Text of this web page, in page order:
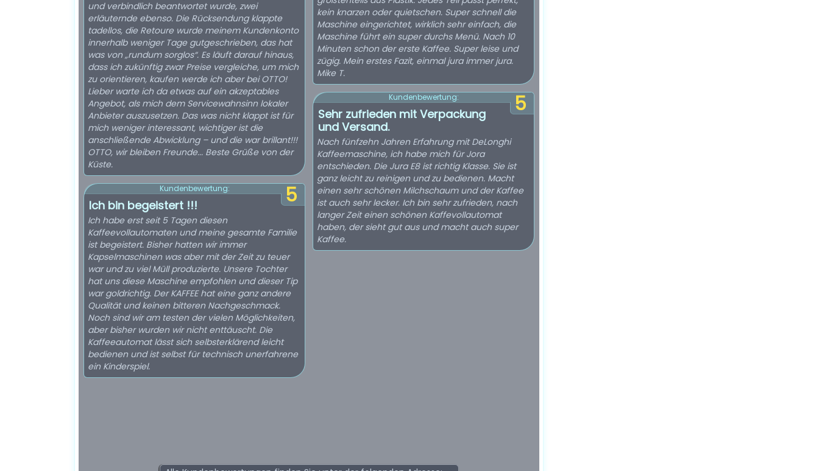
und verbindlich beantwortet wurde, zwei
erläuternde ebenso. Die Rücksendung klappte
tadellos, die Retoure wurde meinem Kundenkonto
innerhalb weniger Tage gutgeschrieben, das hat
was von „rundum sorglos“. Es läuft darauf hinaus,
dass ich zukünftig zwar Preise vergleiche, um mich
zu orientieren, kaufen werde ich aber bei OTTO!
Lieber warte ich da etwas auf ein akzeptables
Angebot, als mich dem Servicewahnsinn lokaler
Anbieter auszusetzen. Das was nicht klappt ist für
mich weniger interessant, wichtiger ist die
anschließende Abwicklung – und die war brillant!!!
OTTO, wir bleiben Freunde... Beste Grüße von der
Küste.
5
Kundenbewertung:
Ich bin begeistert !!!
Ich habe erst seit 5 Tagen diesen
Kaffeevollautomaten und meine gesamte Familie
ist begeistert. Bisher hatten wir immer
Kapselmaschinen was aber mit der Zeit zu teuer
war und zu viel Müll produzierte. Unsere Tochter
hat uns diese Maschine empfohlen und dieser Tip
war goldrichtig. Der KAFFEE hat eine ganz andere
Qualität und keinen bitteren Nachgeschmack.
Noch sind wir am testen der vielen Möglichkeiten,
aber bisher wurden wir nicht enttäuscht. Die
Kaffeeautomat lässt sich selbsterklärend leicht
bedienen und ist selbst für technisch unerfahrene
ein Kinderspiel.
kein knarzen oder quietschen. Super schnell die
Maschine eingerichtet, wirklich sehr einfach, die
Maschine führt ein super durchs Menü. Nach 10
Minuten schon der erste Kaffee. Super leise und
zügig. Mein erstes Fazit, einmal jura immer jura.
Mike T.
5
Kundenbewertung:
Sehr zufrieden mit Verpackung
und Versand.
Nach fünfzehn Jahren Erfahrung mit DeLonghi
Kaffeemaschine, ich habe mich für Jora
entschieden. Die Jura E8 ist richtig Klasse. Sie ist
ganz leicht zu reinigen und zu bedienen. Macht
einen sehr schönen Milchschaum und der Kaffee
ist auch sehr lecker. Ich bin sehr zufrieden, nach
langer Zeit einen schönen Kaffevollautomat
haben, der sieht gut aus und macht auch super
Kaffee.